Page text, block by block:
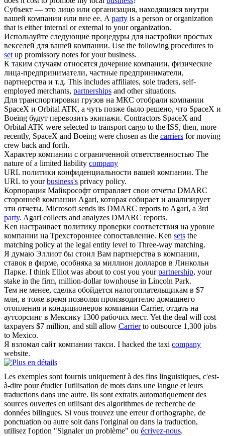
Субъект — это лицо или организация, находящаяся внутри
вашей компании или вне ее. Aparty is a person or organization
that is either internal or external to your organization.
Используйте следующие процедуры для настройки простых
векселей для вашей компании. Use the following procedures to
setup promissory notes for your business.
К таким случаям относятся дочерние компании, физические
лица-предприниматели, частные предприниматели,
партнерства и т.д. This includes affiliates, sole traders, self-
employed merchants, partnerships and other situations.
Для транспортировки грузов на МКС отобрали компании
SpaceX и Orbital ATK, а чуть позже было решено, что SpaceX и
Boeing будут перевозить экипажи. Contractors SpaceX and
Orbital ATK were selected to transport cargo to the ISS, then, more
recently, SpaceX and Boeing were chosen as the carriers for moving
crew back and forth.
Характер компании с ограниченной ответственностью The
nature of a limited liability company
URL политики конфиденциальности вашей компании. The
URL to yourbusiness's privacy policy.
Корпорация Майкрософт отправляет свои отчеты DMARC
сторонней компании Agari, которая собирает и анализирует
эти отчеты. Microsoft sends its DMARC reports to Agari, a 3rd
party. Agari collects and analyzes DMARC reports.
Ken настраивает политику проверки соответствия на уровне
компании на Трехстороннее сопоставление. Ken sets the
matching policy at the legal entity level to Three-way matching.
Я думаю Эллиот бы стоил Вам партнерства в компании,
ставок в фирме, особняка за миллион долларов в Линкольн
Парке. I think Elliot was about to cost you yourpartnership, your
stake in the firm, million-dollar townhouse in Lincoln Park.
Тем не менее, сделка обойдется налогоплательщикам в $7
млн, в тоже время позволяя производителю домашнего
отопления и кондиционеров компании Carrier, отдать на
аутсорсинг в Мексику 1300 рабочих мест. Yet the deal will cost
taxpayers $7 million, and still allow Carrierto outsource 1,300 jobs
to Mexico.
Я взломал сайт компании такси. I hacked the taxi company
website.
Les exemples sont fournis uniquement à des fins linguistiques, c'est-
à-dire pour étudier l'utilisation de mots dans une langue et leurs
traductions dans une autre. Ils sont extraits automatiquement des
sources ouvertes en utilisant des algorithmes de recherche de
données bilingues. Si vous trouvez une erreur d'orthographe, de
ponctuation ou autre soit dans l'original ou dans la traduction,
utilisez l'option "Signaler un problème" ou écrivez-nous.